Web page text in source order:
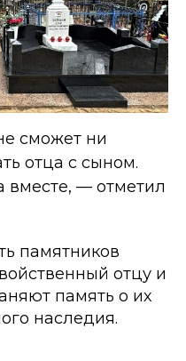
сможет ни
отца с сыном.
вместе, — отметил
памятников
отцу и
память о их
наследия.